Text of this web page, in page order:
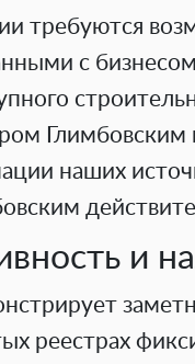
требуются
с
Глимбовским
наших
и
реестрах